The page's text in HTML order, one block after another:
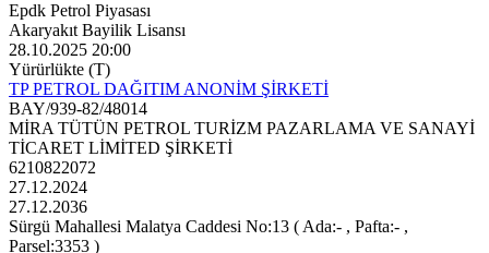
Epdk Petrol Piyasası
Akaryakıt Bayilik Lisansı
28.10.2025 20:00
Yürürlükte (T)
TP PETROL DAĞITIM ANONİM ŞİRKETİ
BAY/939-82/48014
MİRA TÜTÜN PETROL TURİZM PAZARLAMA VE SANAYİ
TİCARET LİMİTED ŞİRKETİ
6210822072
27.12.2024
27.12.2036
Sürgü Mahallesi Malatya Caddesi No:13 ( Ada:- , Pafta:- ,
Parsel:3353 )